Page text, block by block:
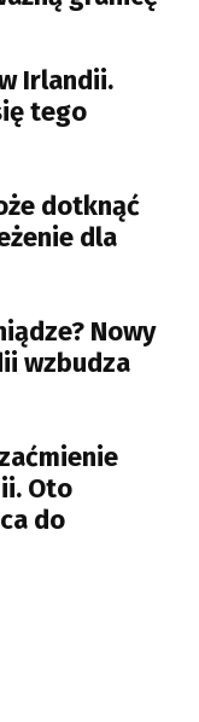
Irlandii.
tego
dotknąć
dla
Nowy
wzbudza
Oto
do